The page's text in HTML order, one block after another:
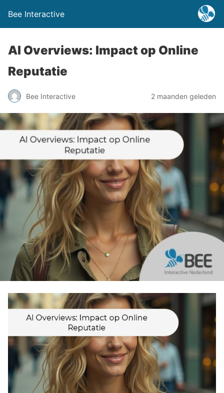
Bee Interactive
AI Overviews: Impact op Online
Reputatie
Bee Interactive 2 maanden geleden